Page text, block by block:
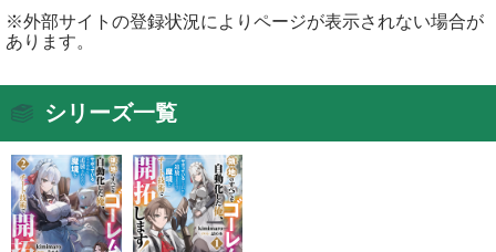
※外部サイトの登録状況によりページが表示されない場合が
あります。
シリーズ一覧